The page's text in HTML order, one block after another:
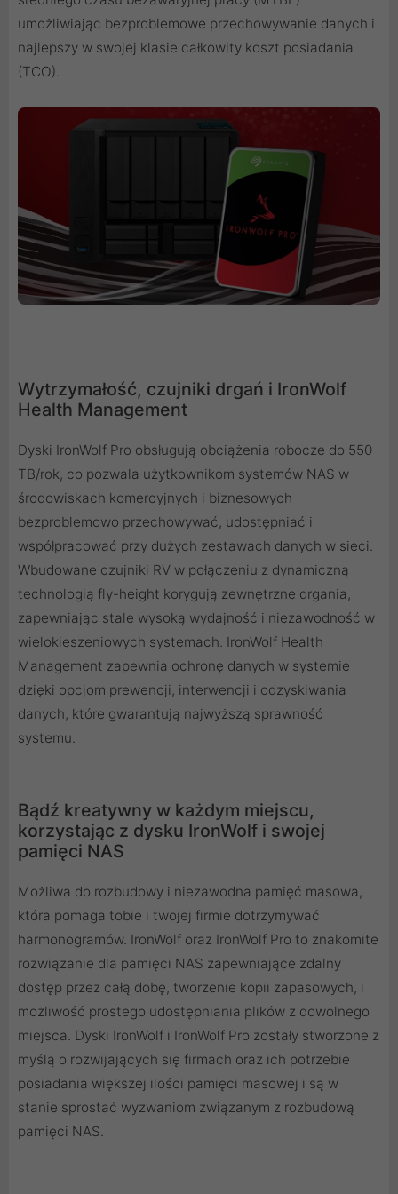
umożliwiając bezproblemowe przechowywanie danych i
najlepszy w swojej klasie całkowity koszt posiadania
(TCO).
Wytrzymałość, czujniki drgań i IronWolf
Health Management
Dyski IronWolf Pro obsługują obciążenia robocze do 550
TB/rok, co pozwala użytkownikom systemów NAS w
środowiskach komercyjnych i biznesowych
bezproblemowo przechowywać, udostępniać i
współpracować przy dużych zestawach danych w sieci.
Wbudowane czujniki RV w połączeniu z dynamiczną
technologią fly-height korygują zewnętrzne drgania,
zapewniając stale wysoką wydajność i niezawodność w
wielokieszeniowych systemach. IronWolf Health
Management zapewnia ochronę danych w systemie
dzięki opcjom prewencji, interwencji i odzyskiwania
danych, które gwarantują najwyższą sprawność
systemu.
Bądź kreatywny w każdym miejscu,
korzystając z dysku IronWolf i swojej
pamięci NAS
Możliwa do rozbudowy i niezawodna pamięć masowa,
która pomaga tobie i twojej firmie dotrzymywać
harmonogramów. IronWolf oraz IronWolf Pro to znakomite
rozwiązanie dla pamięci NAS zapewniające zdalny
dostęp przez całą dobę, tworzenie kopii zapasowych, i
możliwość prostego udostępniania plików z dowolnego
miejsca. Dyski IronWolf i IronWolf Pro zostały stworzone z
myślą o rozwijających się firmach oraz ich potrzebie
posiadania większej ilości pamięci masowej i są w
stanie sprostać wyzwaniom związanym z rozbudową
pamięci NAS.